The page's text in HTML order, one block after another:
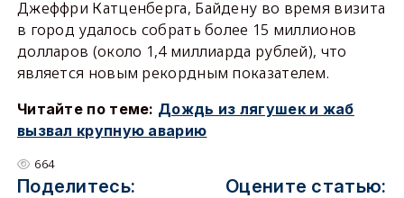
Джеффри Катценберга, Байдену во время визита
в город удалось собрать более 15 миллионов
долларов (около 1,4 миллиарда рублей), что
является новым рекордным показателем.
Читайте по теме: Дождь из лягушек и жаб
вызвал крупную аварию
664
Поделитесь: Оцените статью: